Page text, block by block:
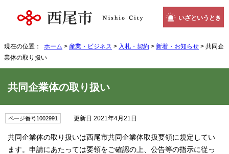
いざというとき
現在の位置： ホーム > 産業・ビジネス > 入札・契約 > 新着・お知らせ > 共同企
業体の取り扱い
共同企業体の取り扱い
ページ番号1002991 更新日 2021年4月21日
共同企業体の取り扱いは西尾市共同企業体取扱要領に規定してい
ます。申請にあたっては要領をご確認の上、公告等の指示に従っ